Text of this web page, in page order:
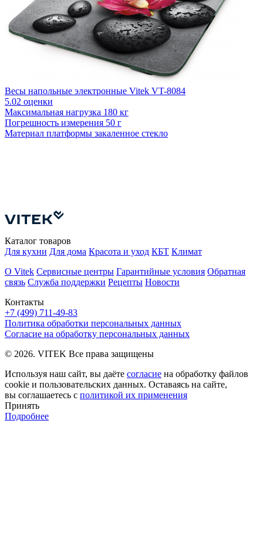
Весы напольные электронные Vitek VT-8084
5.02 оценки
Максимальная нагрузка 180 кг
Погрешность измерения 50 г
Материал платформы закаленное стекло
Контакты
+7 (499) 711-49-83
Каталог товаров
Для кухни Для дома Красота и уход КБТ Климат
О Vitek Сервисные центры Гарантийные условия Обратная
связь Служба поддержки Рецепты Новости
Политика обработки персональных данных
Согласие на обработку персональных данных
© 2026. VITEK Все права защищены
Используя наш сайт, вы даёте согласие на обработку файлов
cookie и пользовательских данных. Оставаясь на сайте,
вы соглашаетесь с политикой их применения
Принять
Подробнее